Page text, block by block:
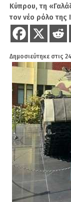
Κύπρου, τη
τον νέο ρόλο της
Δημοσιεύτηκε στις